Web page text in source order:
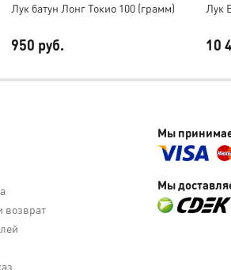
Лук батун Лонг Токио 100 (грамм)
950 руб.
Лук
10
возврат
Мы
Мы